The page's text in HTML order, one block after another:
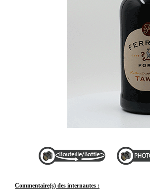
Commentaire(s) des internautes :